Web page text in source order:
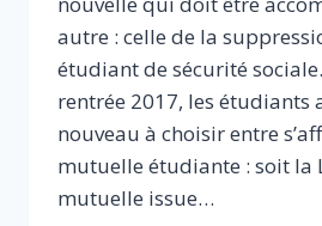
autre : celle de la
étudiant de sécurité
rentrée 2017, les étudiants
nouveau à choisir entre
mutuelle étudiante : soit la
mutuelle issue…